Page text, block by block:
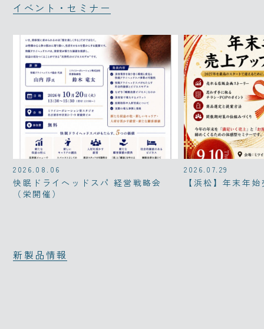
イベント・セミナー
2026.08.06
快眠ドライヘッドスパ 経営戦略会
（栄開催）
2026.07.29
【浜松】年末年
新製品情報